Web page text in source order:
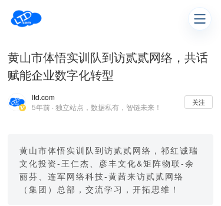
黄山市体悟实训队到访贰贰网络，共话
赋能企业数字化转型
ltd.com
5年前 · 独立站点，数据私有，智链未来！
关注
黄山市体悟实训队到访贰贰网络，祁红诚瑞
文化投资-王仁杰、彦丰文化&矩阵物联-余
丽芬、连军网络科技-黄茜来访贰贰网络
（集团）总部，交流学习，开拓思维！